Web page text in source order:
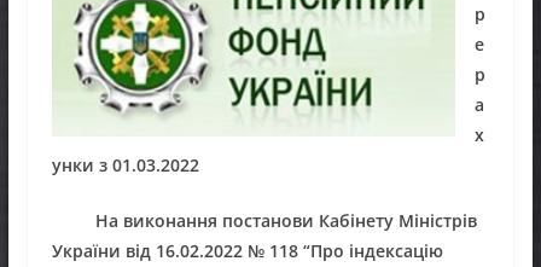
р
е
р
а
х
унки з 01.03.2022
На виконання постанови Кабінету Міністрів
України від 16.02.2022 № 118 “Про індексацію